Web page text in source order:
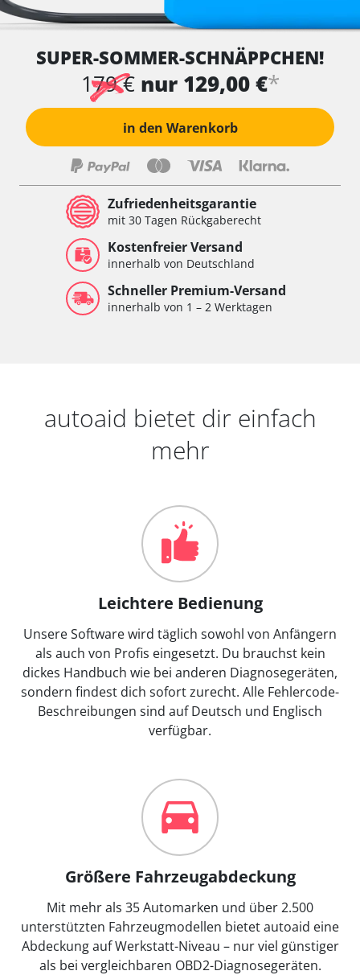
SUPER-SOMMER-SCHNÄPPCHEN!
179 € nur 129,00 €*
in den Warenkorb
Zufriedenheitsgarantie
mit 30 Tagen Rückgaberecht
Kostenfreier Versand
innerhalb von Deutschland
Schneller Premium-Versand
innerhalb von 1 – 2 Werktagen
autoaid bietet dir einfach
mehr
Leichtere Bedienung
Unsere Software wird täglich sowohl von Anfängern
als auch von Profis eingesetzt. Du brauchst kein
dickes Handbuch wie bei anderen Diagnosegeräten,
sondern findest dich sofort zurecht. Alle Fehlercode-
Beschreibungen sind auf Deutsch und Englisch
verfügbar.
Größere Fahrzeugabdeckung
Mit mehr als 35 Automarken und über 2.500
unterstützten Fahrzeugmodellen bietet autoaid eine
Abdeckung auf Werkstatt-Niveau – nur viel günstiger
als bei vergleichbaren OBD2-Diagnosegeräten.